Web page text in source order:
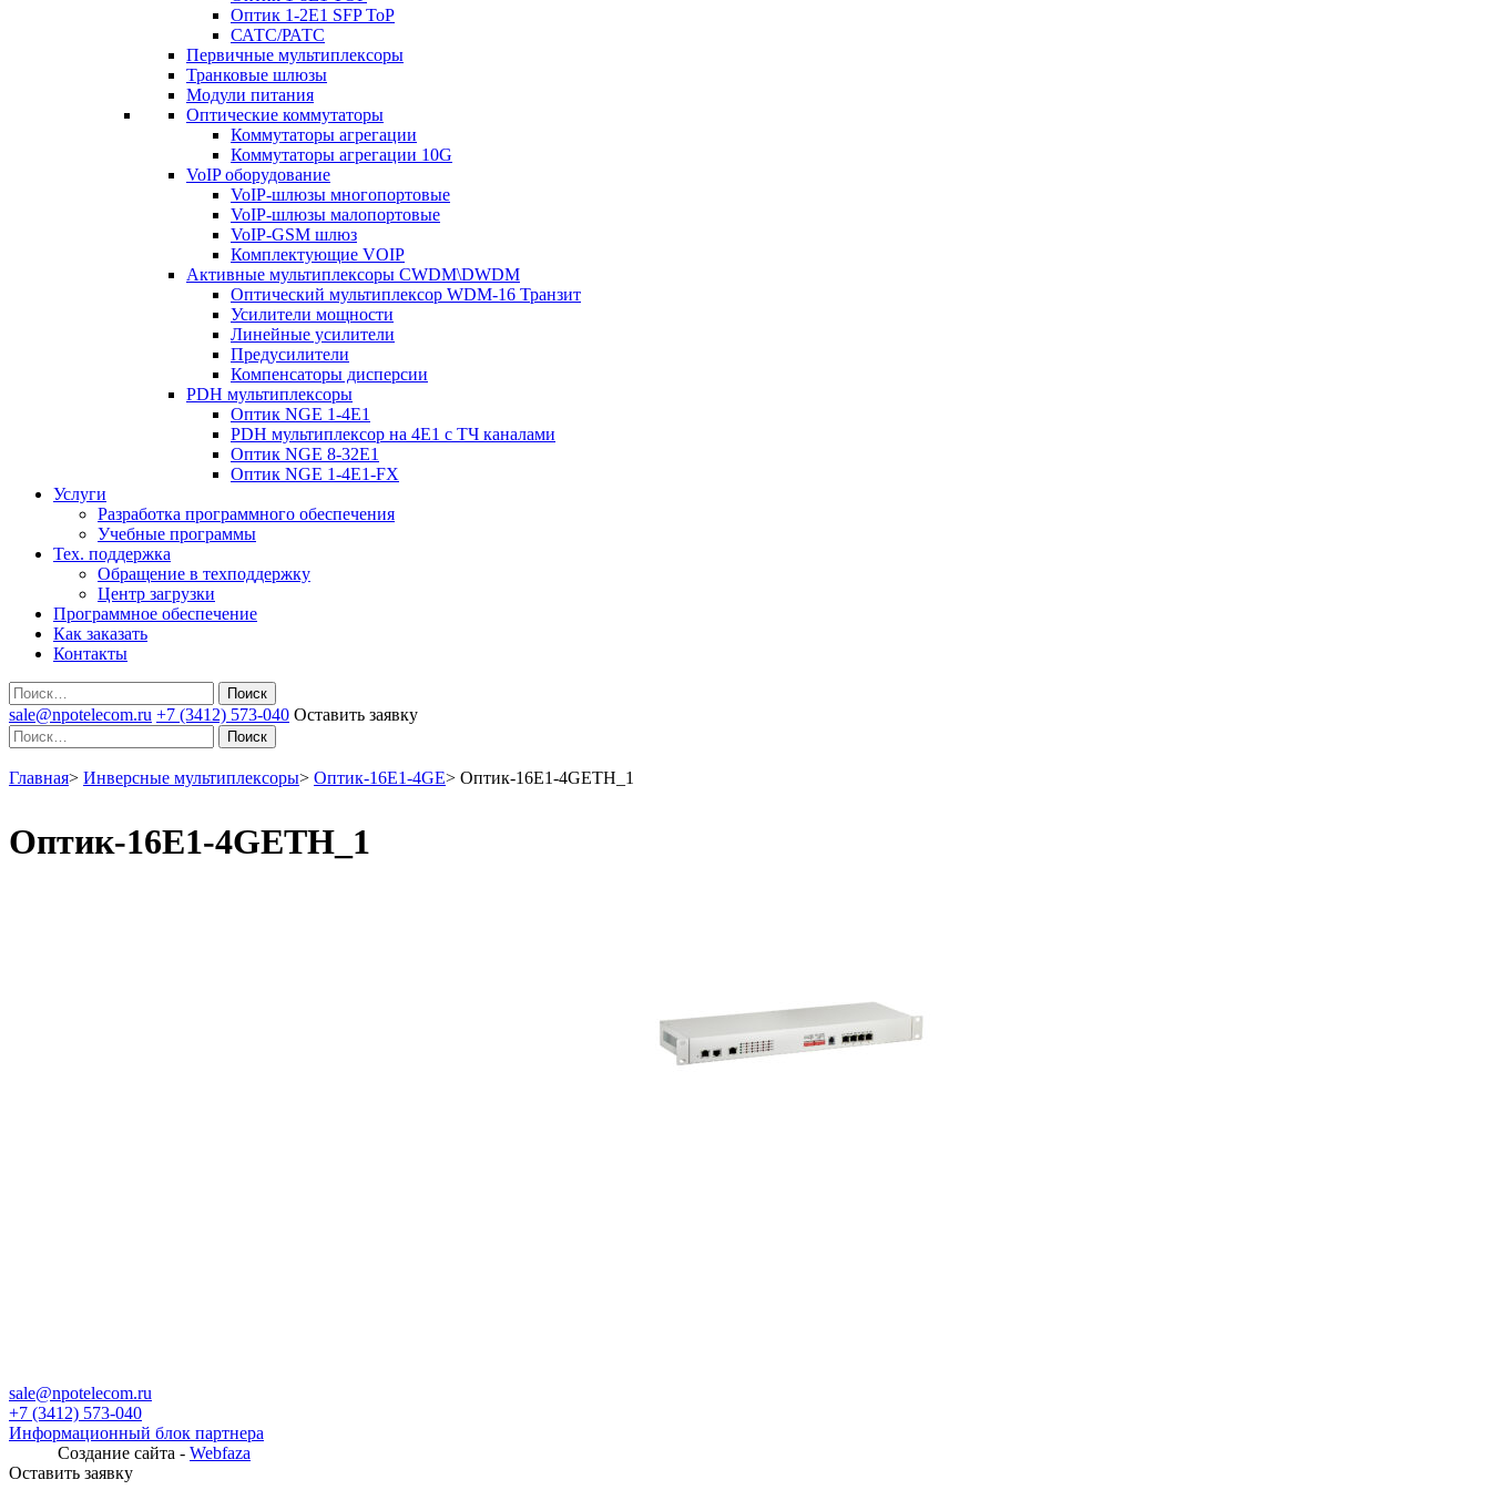
Оптик 1-2E1 SFP ToP
САТС/РАТС
Первичные мультиплексоры
Транковые шлюзы
Модули питания
Оптические коммутаторы
Коммутаторы агрегации
Коммутаторы агрегации 10G
VoIP оборудование
VoIP-шлюзы многопортовые
VoIP-шлюзы малопортовые
VoIP-GSM шлюз
Комплектующие VOIP
Активные мультиплексоры CWDM\DWDM
Оптический мультиплексор WDM-16 Транзит
Усилители мощности
Линейные усилители
Предусилители
Компенсаторы дисперсии
PDH мультиплексоры
Оптик NGE 1-4E1
PDH мультиплексор на 4Е1 с ТЧ каналами
Оптик NGE 8-32E1
Оптик NGE 1-4E1-FX
Услуги
Разработка программного обеспечения
Учебные программы
Тех. поддержка
Обращение в техподдержку
Центр загрузки
Программное обеспечение
Как заказать
Контакты
Поиск
sale@npotelecom.ru +7 (3412) 573-040 Оставить заявку
Поиск
Главная> Инверсные мультиплексоры> Оптик-16E1-4GE> Оптик-16E1-4GETH_1
Оптик-16E1-4GETH_1
sale@npotelecom.ru
+7 (3412) 573-040
Информационный блок партнера
Создание сайта - Webfaza
Оставить заявку